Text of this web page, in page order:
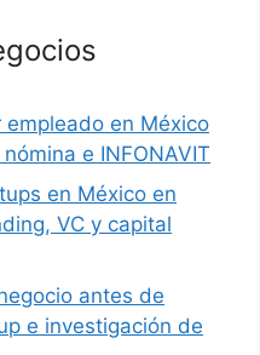
en México
e INFONAVIT
en México en
VC y capital
antes de
e investigación de